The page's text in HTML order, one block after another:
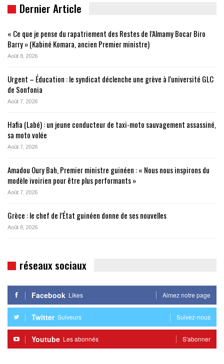
Dernier Article
« Ce que je pense du rapatriement des Restes de l’Almamy Bocar Biro
Barry » (Kabiné Komara, ancien Premier ministre)
Août 8, 2026
Urgent – Éducation : le syndicat déclenche une grève à l’université GLC
de Sonfonia
Août 7, 2026
Hafia (Labé) : un jeune conducteur de taxi-moto sauvagement assassiné,
sa moto volée
Août 7, 2026
Amadou Oury Bah, Premier ministre guinéen : « Nous nous inspirons du
modèle ivoirien pour être plus performants »
Août 7, 2026
Grèce : le chef de l’État guinéen donne de ses nouvelles
Août 6, 2026
réseaux sociaux
Facebook Likes Aimez notre page
Twitter Suiveurs Suivez-nous
Youtube Les abonnés S'abonner